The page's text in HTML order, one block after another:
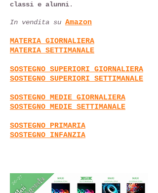
classi e alunni.
In vendita su Amazon
MATERIA GIORNALIERA
MATERIA SETTIMANALE
SOSTEGNO SUPERIORI GIORNALIERA
SOSTEGNO SUPERIORI SETTIMANALE
SOSTEGNO MEDIE GIORNALIERA
SOSTEGNO MEDIE SETTIMANALE
SOSTEGNO PRIMARIA
SOSTEGNO INFANZIA